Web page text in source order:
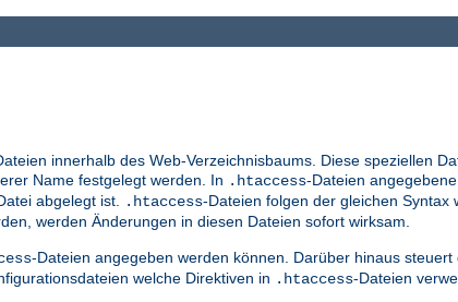
innerhalb des Web-Verzeichnisbaums. Diese speziellen
Name festgelegt werden. In .htaccess-Dateien
abgelegt ist. .htaccess-Dateien folgen der gleichen Syntax
werden Änderungen in diesen Dateien sofort wirksam.
-Dateien angegeben werden können. Darüber hinaus steuert
welche Direktiven in .htaccess-Dateien